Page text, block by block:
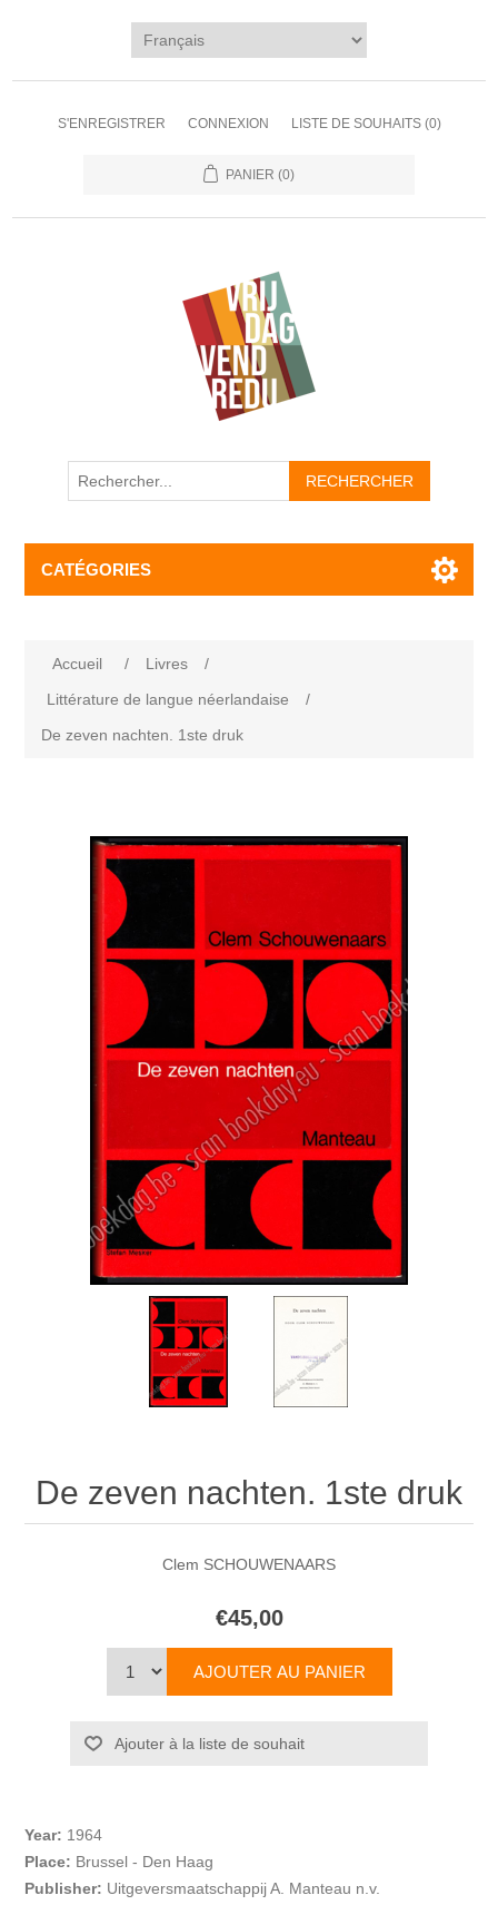
S'ENREGISTRER CONNEXION LISTE DE SOUHAITS (0)
PANIER (0)
CATÉGORIES
Accueil / Livres
/
Littérature de langue néerlandaise
/
De zeven nachten. 1ste druk
De zeven nachten. 1ste druk
Clem SCHOUWENAARS
€45,00
Year: 1964
Place: Brussel - Den Haag
Publisher: Uitgeversmaatschappij A. Manteau n.v.